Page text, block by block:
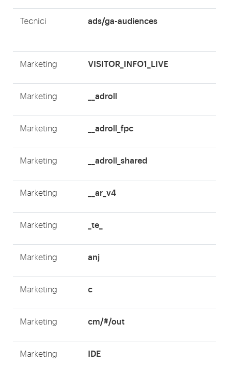
Tecnici ads/ga-audiences
Marketing VISITOR_INFO1_LIVE
Marketing __adroll
Marketing __adroll_fpc
Marketing __adroll_shared
Marketing __ar_v4
Marketing _te_
Marketing anj
Marketing c
Marketing cm/#/out
Marketing IDE